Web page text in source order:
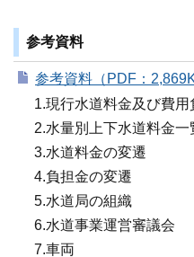
参考資料
参考資料（PDF：
1.現行水道料金及び費用
2.水量別上下水道料金一
3.水道料金の変遷
4.負担金の変遷
5.水道局の組織
6.水道事業運営審議会
7.車両